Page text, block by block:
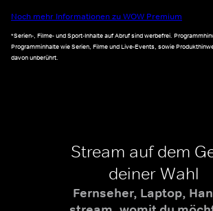
Noch mehr Informationen zu WOW Premium
*Serien-, Filme- und Sport-Inhalte auf Abruf sind werbefrei.
Programminhalte wie Serien, Filme und Live-Events, sowie
davon unberührt.
Stream auf dem
deiner Wahl
Fernseher, Laptop,